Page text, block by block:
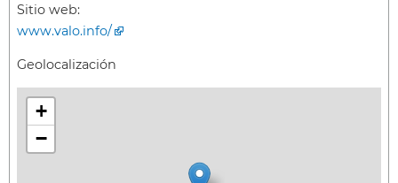
Sitio web:
www.valo.info/
Geolocalización
+
−